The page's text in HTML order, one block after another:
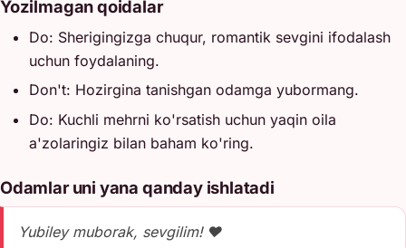
Yozilmagan qoidalar
Do: Sherigingizga chuqur, romantik sevgini ifodalash
uchun foydalaning.
Don't: Hozirgina tanishgan odamga yubormang.
Do: Kuchli mehrni ko'rsatish uchun yaqin oila
a'zolaringiz bilan baham ko'ring.
Odamlar uni yana qanday ishlatadi
Yubiley muborak, sevgilim! ❤️